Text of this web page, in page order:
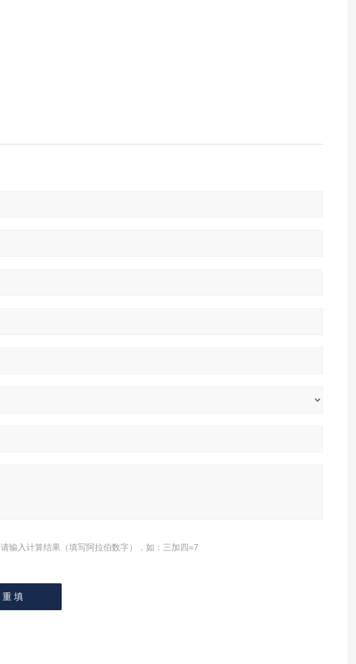
请输入计算结果（填写阿拉伯数字），如：三加四=7